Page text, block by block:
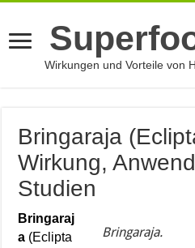
Wirkungen und Vorteile von
Bringaraja
Wirkung,
Studien
Bringaraja.
Bringaraj
a (Eclipta